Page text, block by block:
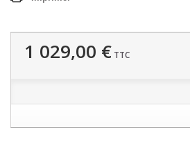
1 029,00 € TTC